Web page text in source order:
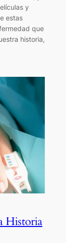
y
estas
que
historia,
Historia